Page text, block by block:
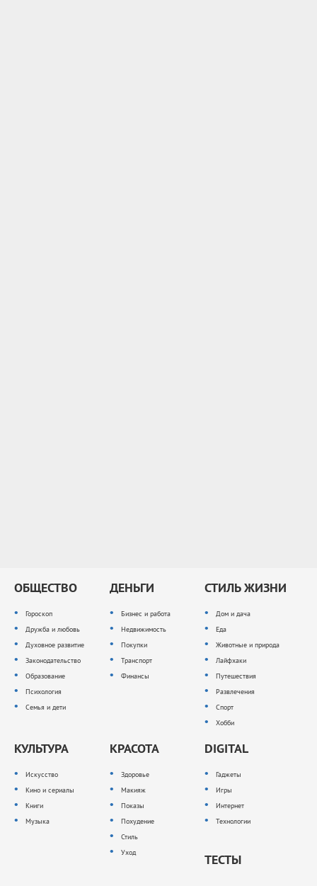
ОБЩЕСТВО
Гороскоп
Дружба и любовь
Духовное развитие
Законодательство
Образование
Психология
Семья и дети
ДЕНЬГИ
Бизнес и работа
Недвижимость
Покупки
Транспорт
Финансы
СТИЛЬ ЖИЗНИ
Дом и дача
Еда
Животные и природа
Лайфхаки
Путешествия
Развлечения
Спорт
Хобби
КУЛЬТУРА
Искусство
Кино и сериалы
Книги
Музыка
КРАСОТА
Здоровье
Макияж
Показы
Похудение
Стиль
Уход
DIGITAL
Гаджеты
Игры
Интернет
Технологии
ТЕСТЫ